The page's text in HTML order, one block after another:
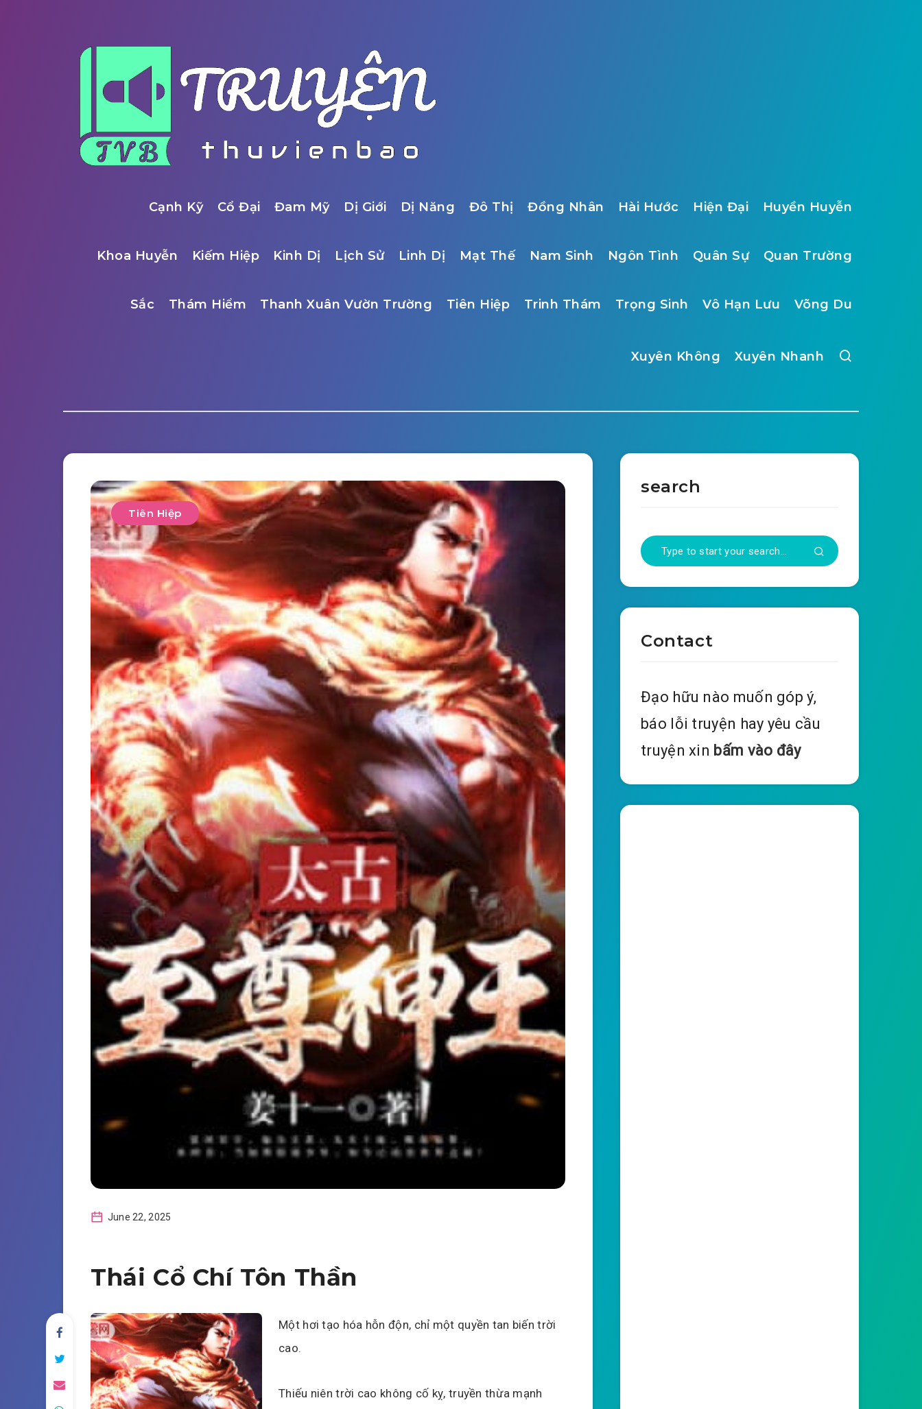
Cạnh Kỹ Cổ Đại Đam Mỹ Dị Giới Dị Năng Đô Thị Đồng Nhân Hài Hước Hiện Đại Huyền Huyễn
Khoa Huyễn Kiếm Hiệp Kinh Dị Lịch Sử Linh Dị Mạt Thế Nam Sinh Ngôn Tình Quân Sự Quan Trường
Sắc Thám Hiểm Thanh Xuân Vườn Trường Tiên Hiệp Trinh Thám Trọng Sinh Vô Hạn Lưu Võng Du
Xuyên Không Xuyên Nhanh
Tiên Hiệp
June 22, 2025
Thái Cổ Chí Tôn Thần
Một hơi tạo hóa hỗn độn, chỉ một quyền tan biến trời
cao.
Thiếu niên trời cao không cố kỵ, truyền thừa mạnh
search
Contact
Đạo hữu nào muốn góp ý,
báo lỗi truyện hay yêu cầu
truyện xin bấm vào đây